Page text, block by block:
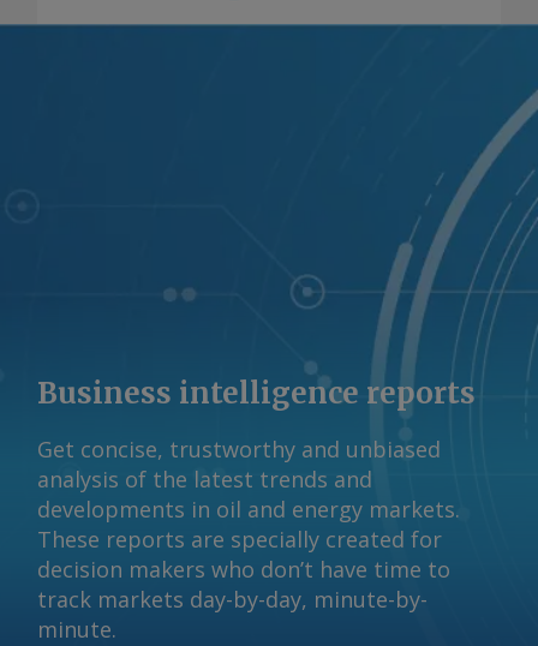
Business intelligence reports
Get concise, trustworthy and unbiased
analysis of the latest trends and
developments in oil and energy markets.
These reports are specially created for
decision makers who don’t have time to
track markets day-by-day, minute-by-
minute.